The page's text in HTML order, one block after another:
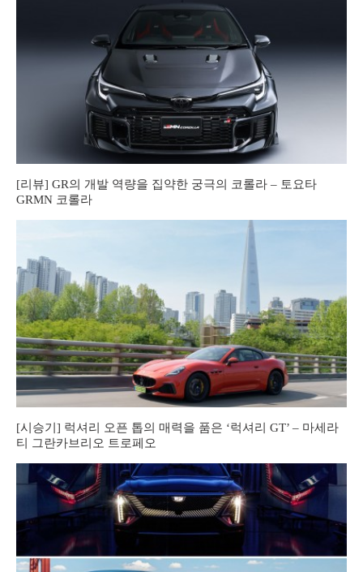
[리뷰] GR의 개발 역량을 집약한 궁극의 코롤라 – 토요타
GRMN 코롤라
[시승기] 럭셔리 오픈 톱의 매력을 품은 ‘럭셔리 GT’ – 마세라
티 그란카브리오 트로페오